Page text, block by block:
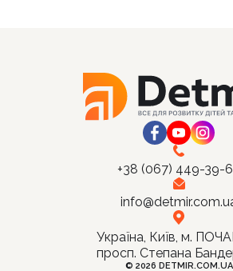
+38 (067) 449-39-
Україна, Київ, м.
просп. Степана
© 2026 DETMIR.COM.UA